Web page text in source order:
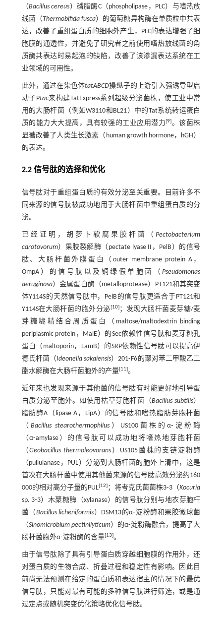
（Bacillus cereus）磷脂酶C（phospholipase，PLC）与嗜热放
线菌（Thermobifida fusca）的葡萄糖异构酶在单质粒中共表
达，改善了重组蛋白质的细胞外产生，PLC的表达增强了细
胞膜的通透性，并避免了研究者之前使用嗜热放线菌的角
质酶共表达时易起泡的缺陷，改善了该渗漏表达系统在工
业领域的可用性。
此外，通过在染色体tatABCD操纵子的上游引入强诱导型启
动子Ptac来构建TatExpress系列超级分泌菌株，使工业中常
用的大肠杆菌（例如W3110和BL21）中的Tat系统转运蛋白
质的能力大大提高，具有较强的工业应用潜力[9]。该菌株
显著改善了人类生长激素（human growth hormone，hGH）
的表达。
2.2 信号肽的选择和优化
信号肽对于重组蛋白质的有效分泌至关重要。目前许多不
同来源的信号肽被成功地用于大肠杆菌中重组蛋白质的分
泌。
已经证明，胡萝卜软腐果胶杆菌（Pectobacterium
carotovorum）果胶裂解酶（pectate lyase II，PelB）的信号
肽、大肠杆菌外膜蛋白（outer membrane protein A，
OmpA）的信号肽以及铜绿假单胞菌（Pseudomonas
aeruginosa）金属蛋白酶（metalloprotease）PT121和其突变
体Y114S的天然信号肽中，PelB的信号肽更适合于PT121和
Y114S在大肠杆菌的胞外分泌[10]；发现大肠杆菌麦芽糖/麦
芽糖糊精结合周质蛋白（maltose/maltodextrin binding
periplasmic protein，MalE）的Sec依赖性信号肽和麦芽糖孔
蛋白（maltoporin，LamB）的SRP依赖性信号肽可以提高伊
德氏杆菌（Ideonella sakaiensis）201⁃F6的聚对苯二甲酸乙二
酯水解酶在大肠杆菌胞外的产量[11]。
近年来也发现来源于其他菌的信号肽有时能更好地引导蛋
白质分泌至胞外。如使用枯草芽胞杆菌（Bacillus subtilis）
脂肪酶A（lipase A，LipA）的信号肽和嗜热脂肪芽胞杆菌
（ Bacillus stearothermophilus）US100菌株的α⁃淀粉酶
（α⁃amylase）的信号肽可以成功地将嗜热地芽胞杆菌
（Geobacillus thermoleovorans ）US105菌株的支链淀粉酶
（pullulanase，PUL）分泌到大肠杆菌的胞外上清中，这是
首次在大肠杆菌中使用其他菌来源的信号肽高效分泌约160
000的相对高分子量的PUL[12]；将考克氏菌菌株3⁃3（Kocuria
sp. 3⁃3）木聚糖酶（xylanase）的信号肽分别与地衣芽胞杆
菌（Bacillus licheniformis）DSM13的α⁃淀粉酶和果胶微球菌
（Sinomicrobium pectinilyticum）的α⁃淀粉酶融合，提高了大
肠杆菌胞外α⁃淀粉酶的含量[13]。
由于信号肽除了具有引导蛋白质穿越细胞膜的作用外，还
对蛋白质的生物合成、折叠过程和稳定性有影响。因此目
前尚无法预测在给定的蛋白质和表达宿主的情况下的最优
信号肽，只能对最有可能的多种信号肽进行筛选，或是通
过定点或随机突变优化策略优化信号肽。